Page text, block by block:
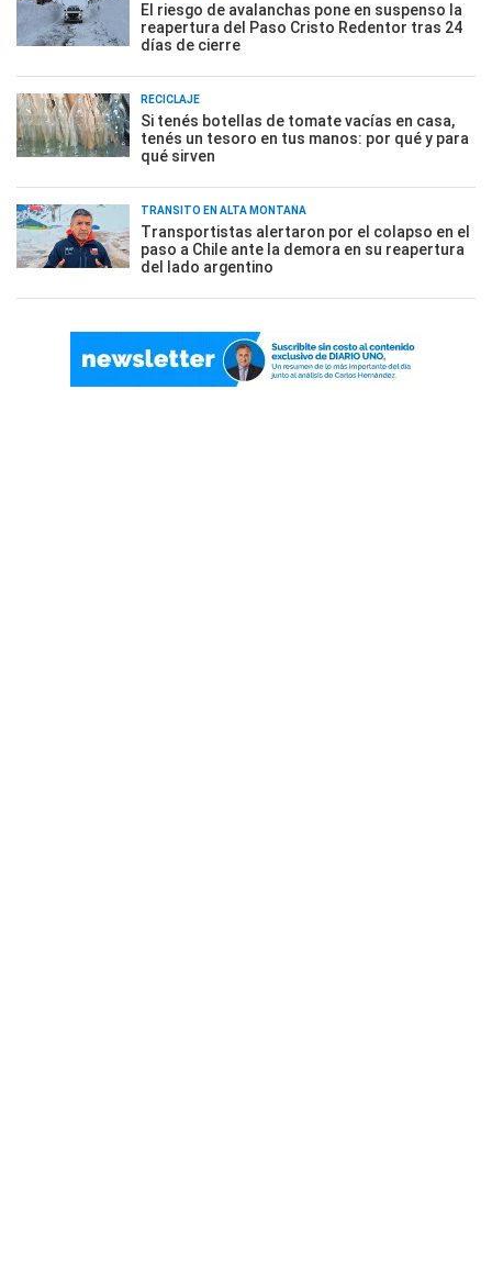
El riesgo de avalanchas pone en suspenso la
reapertura del Paso Cristo Redentor tras 24
días de cierre
RECICLAJE
Si tenés botellas de tomate vacías en casa,
tenés un tesoro en tus manos: por qué y para
qué sirven
TRÁNSITO EN ALTA MONTAÑA
Transportistas alertaron por el colapso en el
paso a Chile ante la demora en su reapertura
del lado argentino